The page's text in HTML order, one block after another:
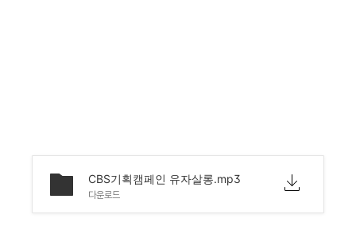
CBS기획캠페인 유자살롱.mp3
다운로드